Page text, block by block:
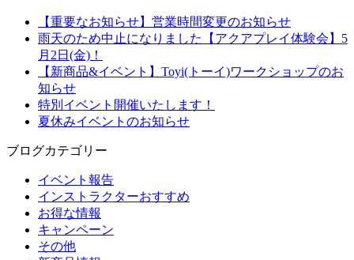
【重要なお知らせ】営業時間変更のお知らせ
雨天のため中止になりました【アクアプレイ体験会】5
月2日(金)！
【新商品&イベント】Toyi(トーイ)ワークショップのお
知らせ
特別イベント開催いたします！
夏休みイベントのお知らせ
ブログカテゴリー
イベント報告
インストラクターおすすめ
お得な情報
キャンペーン
その他